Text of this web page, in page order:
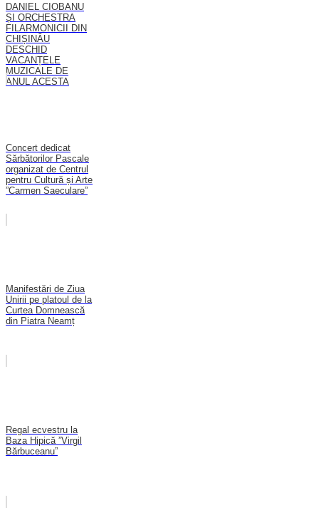
DANIEL CIOBANU
ȘI ORCHESTRA
FILARMONICII DIN
CHIȘINĂU
DESCHID
VACANȚELE
MUZICALE DE
ANUL ACESTA
Concert dedicat
Sărbătorilor Pascale
organizat de Centrul
pentru Cultură și Arte
”Carmen Saeculare”
Manifestări de Ziua
Unirii pe platoul de la
Curtea Domnească
din Piatra Neamț
Regal ecvestru la
Baza Hipică ”Virgil
Bărbuceanu”